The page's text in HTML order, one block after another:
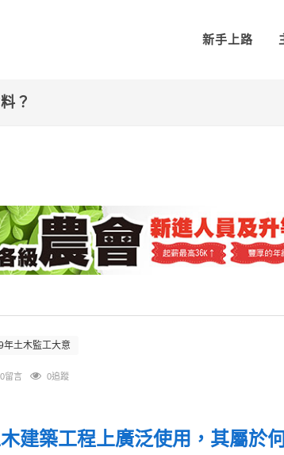
新手上路
？
年土木監工大意
0留言 0追蹤
建築工程上廣泛使用，其屬於